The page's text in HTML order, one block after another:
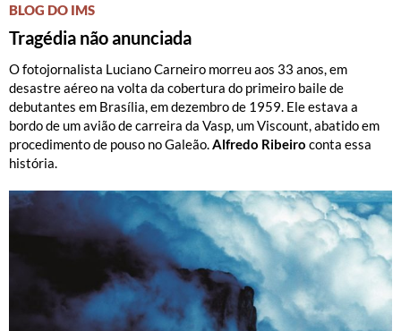
BLOG DO IMS
Tragédia não anunciada
O fotojornalista Luciano Carneiro morreu aos 33 anos, em
desastre aéreo na volta da cobertura do primeiro baile de
debutantes em Brasília, em dezembro de 1959. Ele estava a
bordo de um avião de carreira da Vasp, um Viscount, abatido em
procedimento de pouso no Galeão.Alfredo Ribeiro conta essa
história.